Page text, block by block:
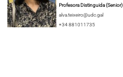
Profesora Distinguida (Senior)
alva.teixeiro@udc.gal
+34 881011735